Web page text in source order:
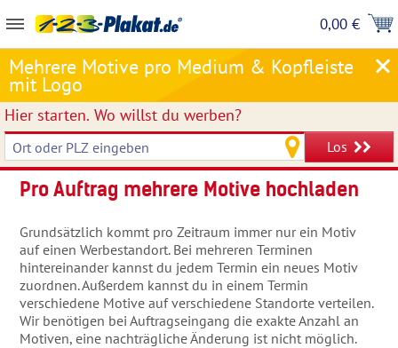
0,00 €
Mehrere Motive pro Medium & Kopfleiste
mit Logo
Hier starten. Wo willst du werben?
Los
Pro Auftrag mehrere Motive hochladen
Grundsätzlich kommt pro Zeitraum immer nur ein Motiv
auf einen Werbestandort. Bei mehreren Terminen
hintereinander kannst du jedem Termin ein neues Motiv
zuordnen. Außerdem kannst du in einem Termin
verschiedene Motive auf verschiedene Standorte verteilen.
Wir benötigen bei Auftragseingang die exakte Anzahl an
Motiven, eine nachträgliche Änderung ist nicht möglich.